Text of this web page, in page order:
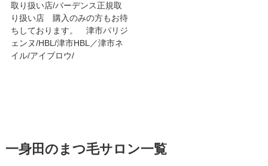
取り扱い店/バーデンス正規取
り扱い店 購入のみの方もお待
ちしております。 津市パリジ
ェンヌ/HBL/津市HBL／津市ネ
イル/アイブロウ/
一身田のまつ毛サロン一覧